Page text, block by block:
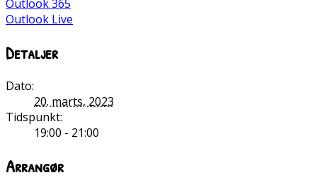
Outlook 365
Outlook Live
Detaljer
Dato:
20. marts, 2023
Tidspunkt:
19:00 - 21:00
Arrangør